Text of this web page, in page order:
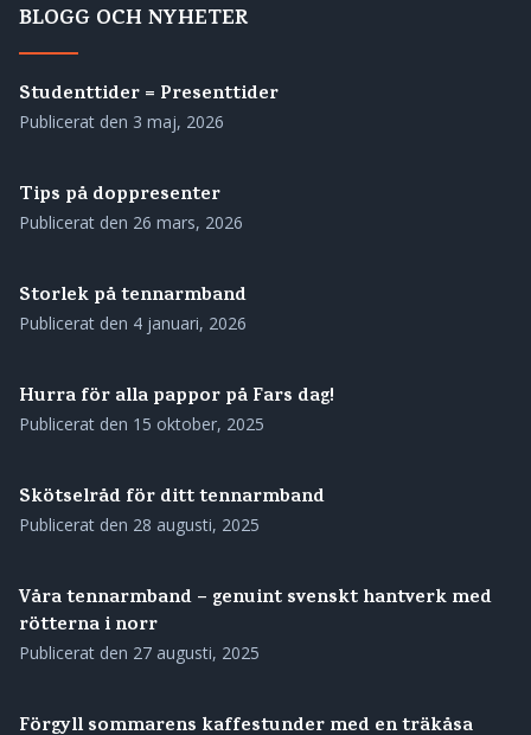
BLOGG OCH NYHETER
Studenttider = Presenttider
Publicerat den 3 maj, 2026
Tips på doppresenter
Publicerat den 26 mars, 2026
Storlek på tennarmband
Publicerat den 4 januari, 2026
Hurra för alla pappor på Fars dag!
Publicerat den 15 oktober, 2025
Skötselråd för ditt tennarmband
Publicerat den 28 augusti, 2025
Våra tennarmband – genuint svenskt hantverk med
rötterna i norr
Publicerat den 27 augusti, 2025
Förgyll sommarens kaffestunder med en träkåsa